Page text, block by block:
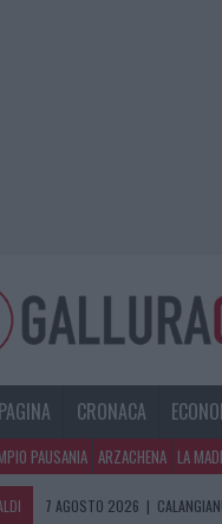
CRONACA
PAUSANIA ARZACHENA LA
7 AGOSTO 2026 |